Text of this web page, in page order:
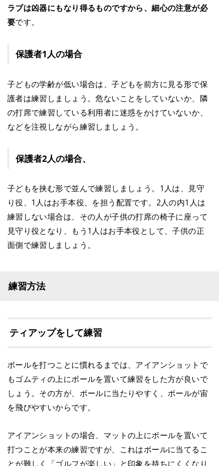
ラブは凶器にもなり得るものですから、細心の注意が必
要です。
保護者1人の場合
子どもの学齢が低い場合は、子どもを前方に見る形で保
護者は練習しましょう。危ないことをしていないか、隣
の打席で練習している利用者に迷惑をかけていないか、
などを注視しながら練習しましょう。
保護者2人の場合、
子どもを挟む形で並んで練習しましょう。1人は、見守
り役、1人はお手本役、を担う配置です。2人の内1人は
練習しない場合は、その人が子供の打席の椅子に座って
見守り役となり、もう1人はお手本役として、子供の正
面側で練習しましょう。
練習方法
ティアップをして練習
ボールを打つことに慣れるまでは、アイアンショットで
もゴムティの上にボールを置いて練習をした方が良いで
しょう。その方が、ボールに当たりやすく、ボールが宙
を飛びやすいからです。
アイアンショットの場合、マットの上にボールを置いて
打つことが本来の練習ですが、これはボールに当てるこ
とが難しく「ゴルフが楽しい」と印象を持ちにくくなり